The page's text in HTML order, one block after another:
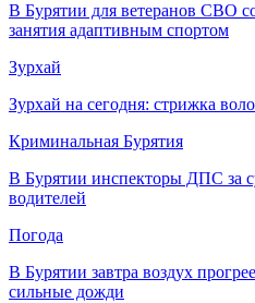
В Бурятии для ветеранов СВО
занятия адаптивным спортом
Зурхай
Зурхай на сегодня: стрижка
Криминальная Бурятия
В Бурятии инспекторы ДПС за
водителей
Погода
В Бурятии завтра воздух
сильные дожди